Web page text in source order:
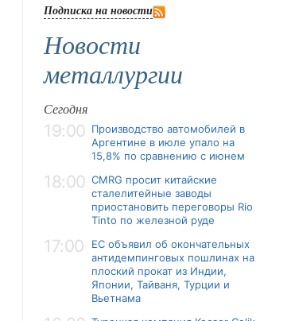
Подписка на новости
Новости
металлургии
Сегодня
19:00 Производство автомобилей в
Аргентине в июле упало на
15,8% по сравнению с июнем
18:00 CMRG просит китайские
сталелитейные заводы
приостановить переговоры Rio
Tinto по железной руде
17:00
ЕС объявил об окончательных
антидемпинговых пошлинах на
плоский прокат из Индии,
Японии, Тайваня, Турции и
Вьетнама